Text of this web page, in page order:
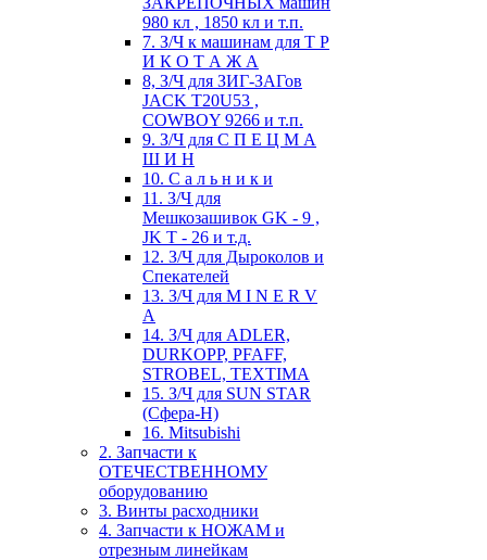
980 кл , 1850 кл и т.п.
7. З/Ч к машинам для Т Р
И К О Т А Ж А
8, З/Ч для ЗИГ-ЗАГов
JACK Т20U53 ,
COWBOY 9266 и т.п.
9. З/Ч для С П Е Ц М А
Ш И Н
10. С а л ь н и к и
11. З/Ч для
Мешкозашивок GK - 9 ,
JK T - 26 и т.д.
12. З/Ч для Дыроколов и
Спекателей
13. З/Ч для M I N E R V
A
14. З/Ч для ADLER,
DURKOPP, PFAFF,
STROBEL, TEXTIMA
15. З/Ч для SUN STAR
(Сфера-Н)
16. Mitsubishi
2. Запчасти к
ОТЕЧЕСТВЕННОМУ
оборудованию
3. Винты расходники
4. Запчасти к НОЖАМ и
отрезным линейкам